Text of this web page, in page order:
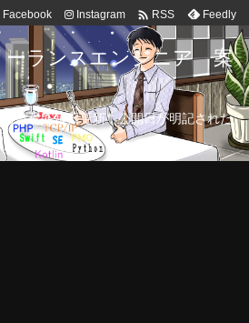
Facebook Instagram  RSS Feedly
ーランスエンジニア 案
案件を毎日更新！公開日が明記された